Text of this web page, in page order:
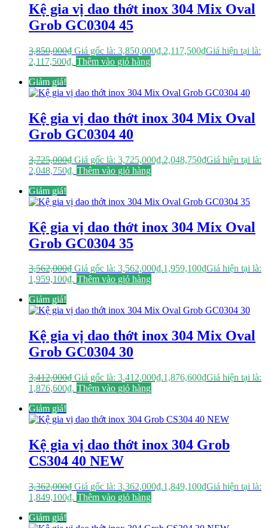
Kệ gia vị dao thớt inox 304 Mix Oval
Grob GC0304 45
3,850,000₫ Giá gốc là: 3,850,000₫.2,117,500₫Giá hiện tại là:
2,117,500₫. Thêm vào giỏ hàng
Giảm giá!
Kệ gia vị dao thớt inox 304 Mix Oval
Grob GC0304 40
3,725,000₫ Giá gốc là: 3,725,000₫.2,048,750₫Giá hiện tại là:
2,048,750₫. Thêm vào giỏ hàng
Giảm giá!
Kệ gia vị dao thớt inox 304 Mix Oval
Grob GC0304 35
3,562,000₫ Giá gốc là: 3,562,000₫.1,959,100₫Giá hiện tại là:
1,959,100₫. Thêm vào giỏ hàng
Giảm giá!
Kệ gia vị dao thớt inox 304 Mix Oval
Grob GC0304 30
3,412,000₫ Giá gốc là: 3,412,000₫.1,876,600₫Giá hiện tại là:
1,876,600₫. Thêm vào giỏ hàng
Giảm giá!
Kệ gia vị dao thớt inox 304 Grob
CS304 40 NEW
3,362,000₫ Giá gốc là: 3,362,000₫.1,849,100₫Giá hiện tại là:
1,849,100₫. Thêm vào giỏ hàng
Giảm giá!